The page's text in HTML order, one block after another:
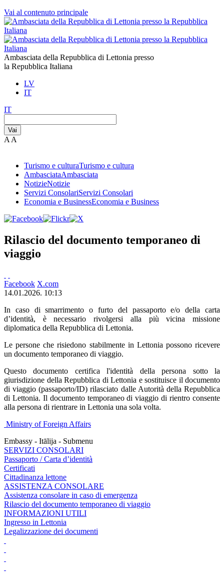
Vai al contenuto principale
Ambasciata della Repubblica di Lettonia presso
la Repubblica Italiana
LV
IT
IT
Vai
A A
Turismo e culturaTurismo e cultura
AmbasciataAmbasciata
NotizieNotizie
Servizi ConsolariServizi Consolari
Economia e BusinessEconomia e Business
Rilascio del documento temporaneo di
viaggio
Facebook X.com
14.01.2026. 10:13
In caso di smarrimento o furto del passaporto e/o della carta
d’identità, è necessario rivolgersi alla più vicina missione
diplomatica della Repubblica di Lettonia.
Le persone che risiedono stabilmente in Lettonia possono ricevere
un documento temporaneo di viaggio.
Questo documento certifica l'identità della persona sotto la
giurisdizione della Repubblica di Lettonia e sostituisce il documento
di viaggio (passaporto/ID) rilasciato dalle Autorità della Repubblica
di Lettonia. Il documento temporaneo di viaggio di rientro consente
alla persona di rientrare in Lettonia una sola volta.
Ministry of Foreign Affairs
Embassy - Itālija - Submenu
SERVIZI CONSOLARI
Passaporto / Carta d’identità
Certificati
Cittadinanza lettone
ASSISTENZA CONSOLARE
Assistenza consolare in caso di emergenza
Rilascio del documento temporaneo di viaggio
INFORMAZIONI UTILI
Ingresso in Lettonia
Legalizzazione dei documenti